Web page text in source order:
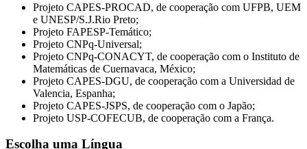
Projeto CAPES-PROCAD, de cooperação com UFPB, UEM
e UNESP/S.J.Rio Preto;
Projeto FAPESP-Temático;
Projeto CNPq-Universal;
Projeto CNPq-CONACYT, de cooperação com o Instituto de
Matemáticas de Cuernavaca, México;
Projeto CAPES-DGU, de cooperação com a Universidad de
Valencia, Espanha;
Projeto CAPES-JSPS, de cooperação com o Japão;
Projeto USP-COFECUB, de cooperação com a França.
Escolha uma Língua